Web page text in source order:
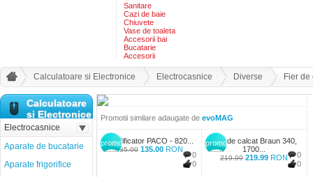
Sanitare
Cazi de baie
Chiuvete
Vase de toaleta
Accesorii bai
Bucatarie
Accesorii
Calculatoare si Electronice Electrocasnice Diverse Fier
Promotii similare adaugate de evoMAG
promo
0
0
Umidificator PACO - 820...
135.00 135.00 RON
promo
0
0
Fier de calcat Braun 340,
1700...
219.99 219.99 RON
Calculatoare
si Electronice
Electrocasnice
Aparate de bucatarie
Aparate frigorifice